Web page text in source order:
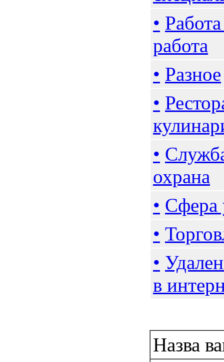
•
работа
• Разное
•
•
охрана
• Сфера
•
•
в
Назва